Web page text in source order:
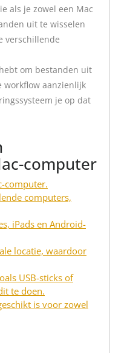
als je zowel een Mac
uit te wisselen
verschillende
om bestanden uit
workflow aanzienlijk
je op dat
computer
computer.
computers,
iPads en Android-
locatie, waardoor
USB-sticks of
te doen.
is voor zowel